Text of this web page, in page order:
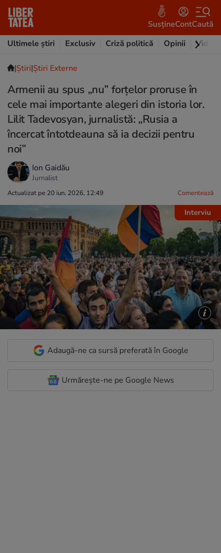
SusțineContCaută
Ultimele știri
Exclusiv Criză politică Opinii Video
|Ştiri|Știri Externe
Armenii au spus „nu” forțelor proruse în
cele mai importante alegeri din istoria lor.
Lilit Tadevosyan, jurnalistă: „Rusia a
încercat întotdeauna să ia decizii pentru
noi”
Ion Gaidău
Jurnalist
Actualizat pe 20 iun. 2026, 12:49 Comentează
Interviu
Adaugă-ne ca sursă preferată în Google
Urmărește-ne pe Google News